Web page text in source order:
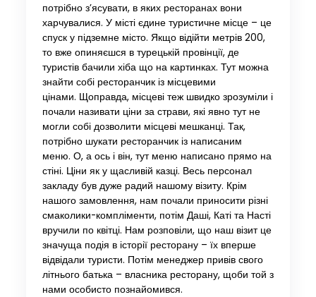
потрібно з’ясувати, в яких ресторанах вони
харчувалися. У місті єдине туристичне місце – це
спуск у підземне місто. Якщо відійти метрів 200,
то вже опиняєшся в турецькій провінції, де
туристів бачили хіба що на картинках. Тут можна
знайти собі ресторанчик із місцевими
цінами. Щоправда, місцеві теж швидко зрозуміли і
почали називати ціни за страви, які явно тут не
могли собі дозволити місцеві мешканці. Так,
потрібно шукати ресторанчик із написаним
меню. О, а ось і він, тут меню написано прямо на
стіні. Ціни як у щасливій казці. Весь персонал
закладу був дуже радий нашому візиту. Крім
нашого замовлення, нам почали приносити різні
смаколики-компліменти, потім Даші, Каті та Насті
вручили по квітці. Нам розповіли, що наш візит це
значуща подія в історії ресторану – їх вперше
відвідали туристи. Потім менеджер привів свого
літнього батька – власника ресторану, щоби той з
нами особисто познайомився.